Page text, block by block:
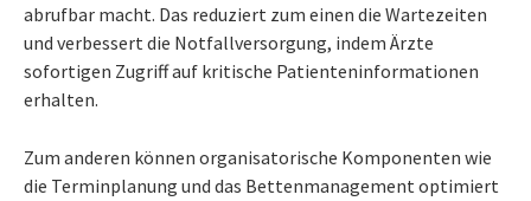
abrufbar macht. Das reduziert zum einen die Wartezeiten
und verbessert die Notfallversorgung, indem Ärzte
sofortigen Zugriff auf kritische Patienteninformationen
erhalten.
Zum anderen können organisatorische Komponenten wie
die Terminplanung und das Bettenmanagement optimiert